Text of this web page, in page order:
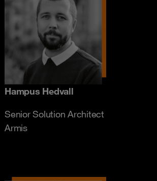
Hampus Hedvall
Senior Solution Architect
Armis